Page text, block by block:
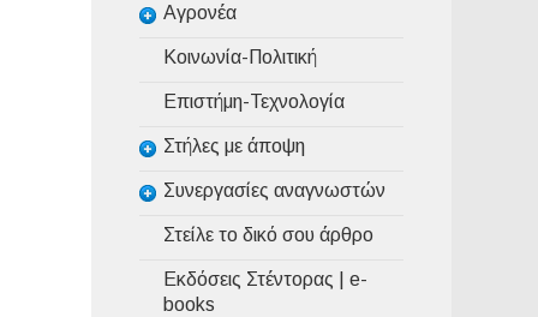
Αγρονέα
Κοινωνία-Πολιτική
Επιστήμη-Τεχνολογία
Στήλες με άποψη
Συνεργασίες αναγνωστών
Στείλε το δικό σου άρθρο
Εκδόσεις Στέντορας | e-
books